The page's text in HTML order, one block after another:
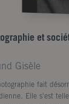
et
Gisèle
fait
Elle s'est